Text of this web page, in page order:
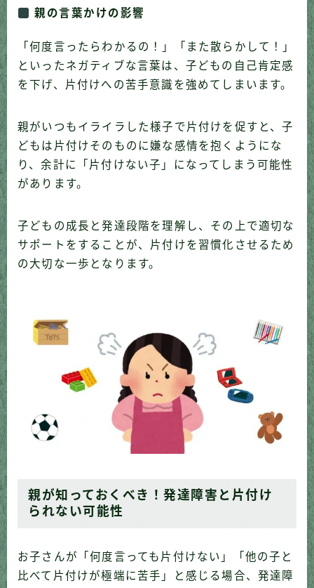
親の言葉かけの影響
「何度言ったらわかるの！」「また散らかして！」
といったネガティブな言葉は、子どもの自己肯定感
を下げ、片付けへの苦手意識を強めてしまいます。
親がいつもイライラした様子で片付けを促すと、子
どもは片付けそのものに嫌な感情を抱くようにな
り、余計に「片付けない子」になってしまう可能性
があります。
子どもの成長と発達段階を理解し、その上で適切な
サポートをすることが、片付けを習慣化させるため
の大切な一歩となります。
親が知っておくべき！発達障害と片付け
られない可能性
お子さんが「何度言っても片付けない」「他の子と
比べて片付けが極端に苦手」と感じる場合、発達障